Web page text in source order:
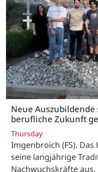
Neue
berufliche Zukunft
Thursday
Imgenbroich (FS). Das
seine langjährige
Nachwuchskräfte aus.